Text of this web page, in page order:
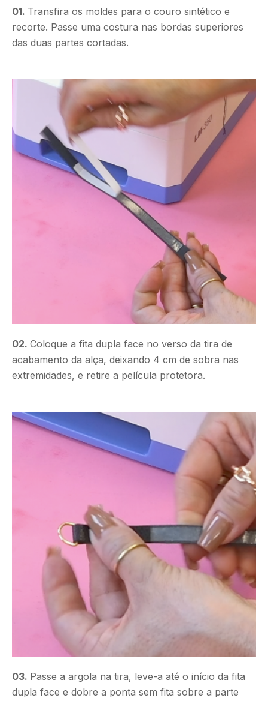
01. Transfira os moldes para o couro sintético e
recorte. Passe uma costura nas bordas superiores
das duas partes cortadas.
02. Coloque a fita dupla face no verso da tira de
acabamento da alça, deixando 4 cm de sobra nas
extremidades, e retire a película protetora.
03. Passe a argola na tira, leve-a até o início da fita
dupla face e dobre a ponta sem fita sobre a parte